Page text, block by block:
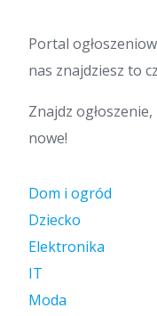
Portal
nas znajdziesz to
Znajdz
nowe!
Dom i ogród
Dziecko
Elektronika
IT
Moda